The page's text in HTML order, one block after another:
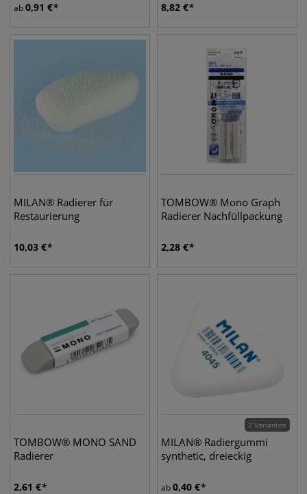
ab0,91 € 8,82 €
MILAN® Radierer für
Restaurierung
10,03 €
TOMBOW® Mono Graph
Radierer Nachfüllpackung
2,28 €
TOMBOW® MONO SAND
Radierer
2,61 €
2 Varianten
MILAN® Radiergummi
synthetic, dreieckig
ab0,40 €